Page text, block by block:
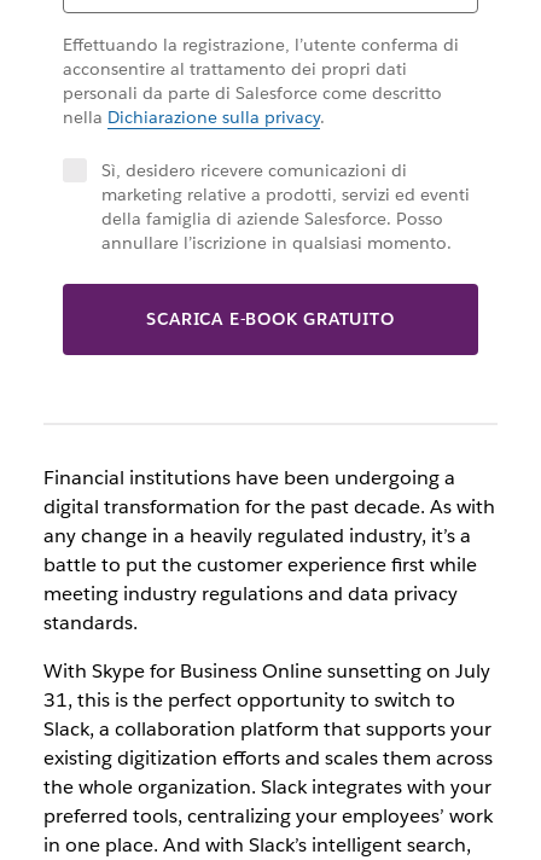
Effettuando la registrazione, l’utente conferma di
acconsentire al trattamento dei propri dati
personali da parte di Salesforce come descritto
nella Dichiarazione sulla privacy.
Sì, desidero ricevere comunicazioni di
marketing relative a prodotti, servizi ed eventi
della famiglia di aziende Salesforce. Posso
annullare l’iscrizione in qualsiasi momento.
SCARICA E-BOOK GRATUITO
Financial institutions have been undergoing a
digital transformation for the past decade. As with
any change in a heavily regulated industry, it’s a
battle to put the customer experience first while
meeting industry regulations and data privacy
standards.
With Skype for Business Online sunsetting on July
31, this is the perfect opportunity to switch to
Slack, a collaboration platform that supports your
existing digitization efforts and scales them across
the whole organization. Slack integrates with your
preferred tools, centralizing your employees’ work
in one place. And with Slack’s intelligent search,